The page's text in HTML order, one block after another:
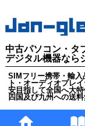
中古パソコン・タ
デジタル機器なら
SIMフリー携帯・輸
ト・オーディオプレ
安目指して全国へ大
四国及び九州への送